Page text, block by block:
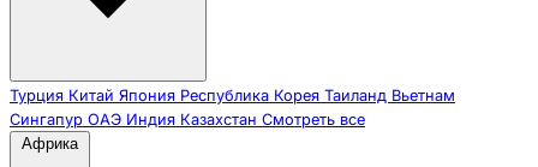
Турция Китай Япония Республика Корея Таиланд Вьетнам
Сингапур ОАЭ Индия Казахстан Смотреть все
Африка